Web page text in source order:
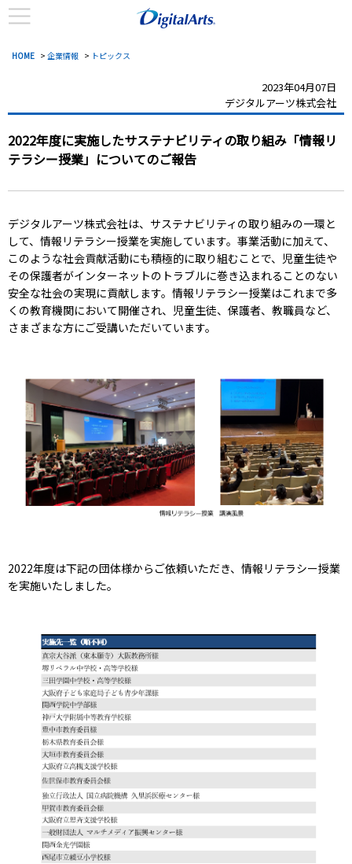
HOME > 企業情報 > トピックス
2023年04月07日
デジタルアーツ株式会社
2022年度に実施したサステナビリティの取り組み「情報リ
テラシー授業」についてのご報告
デジタルアーツ株式会社は、サステナビリティの取り組みの一環と
して、情報リテラシー授業を実施しています。事業活動に加えて、
このような社会貢献活動にも積極的に取り組むことで、児童生徒や
その保護者がインターネットのトラブルに巻き込まれることのない
安全な社会の実現に貢献します。情報リテラシー授業はこれまで多
くの教育機関において開催され、児童生徒、保護者、教職員など、
さまざまな方にご受講いただいています。
2022年度は下記の団体様からご依頼いただき、情報リテラシー授業
を実施いたしました。